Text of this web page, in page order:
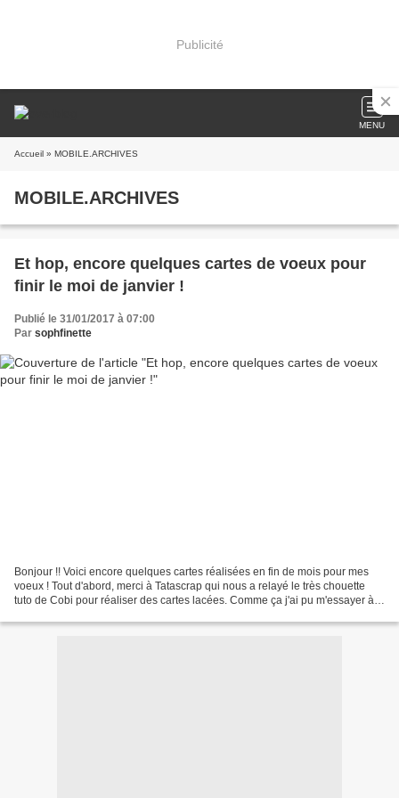
Publicité
MENU
Accueil » MOBILE.ARCHIVES
MOBILE.ARCHIVES
Et hop, encore quelques cartes de voeux pour
finir le moi de janvier !
Publié le 31/01/2017 à 07:00
Par sophfinette
Bonjour !! Voici encore quelques cartes réalisées en fin de mois pour mes
voeux ! Tout d'abord, merci à Tatascrap qui nous a relayé le très chouette
tuto de Cobi pour réaliser des cartes lacées. Comme ça j'ai pu m'essayer à